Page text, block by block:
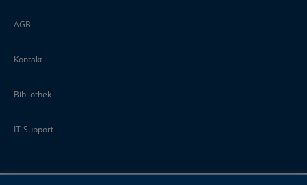
AGB
Kontakt
Bibliothek
IT-Support